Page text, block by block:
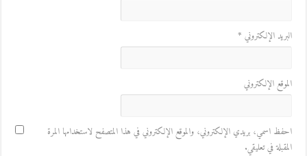
البريد الإلكتروني *
الموقع الإلكتروني
احفظ اسمي، بريدي الإلكتروني، والموقع الإلكتروني في هذا المتصفح لاستخدامها المرة
المقبلة في تعليقي.